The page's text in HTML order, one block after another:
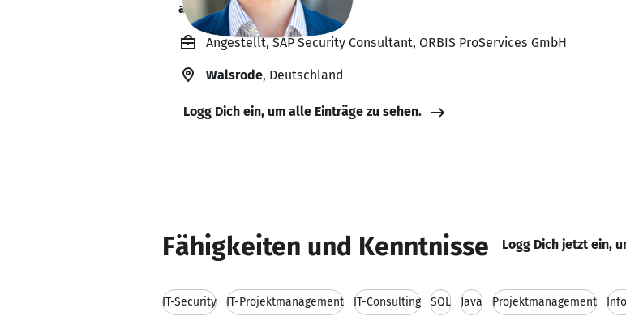
arbeitet von zu Hause 🏠
Angestellt, SAP Security Consultant, ORBIS ProServices GmbH
Walsrode, Deutschland
Logg Dich ein, um alle Einträge zu sehen.
Fähigkeiten und Kenntnisse Logg Dich jetzt ein,
IT-Security IT-Projektmanagement IT-Consulting SQL Java Projektmanagement